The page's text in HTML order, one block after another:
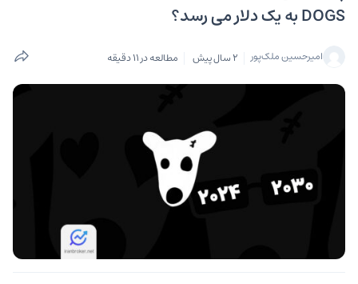
DOGS به یک دلار می رسد؟
امیرحسین ملک‌پور 2 سال پیش مطالعه در 11 دقیقه